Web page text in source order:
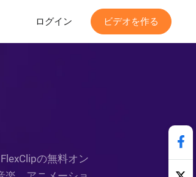
ログイン ビデオを作る
の無料オン